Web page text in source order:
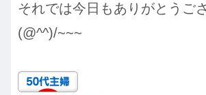
それでは今日もありがとうご
(@^^)/~~~